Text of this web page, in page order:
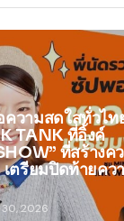
ความสดใสทั่วไ
TANK ที่อิ้งค์
ที่สร้างค
เตรียมปิดท้ายคว
2026